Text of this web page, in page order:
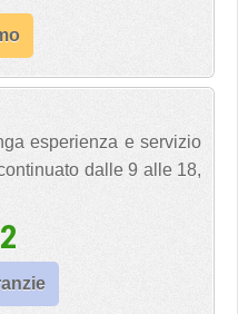
esperienza e servizio
dalle 9 alle 18,